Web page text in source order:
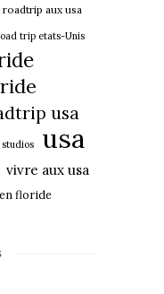
roadtrip aux usa
trip etats-Unis
usa
usa
vivre aux usa
floride